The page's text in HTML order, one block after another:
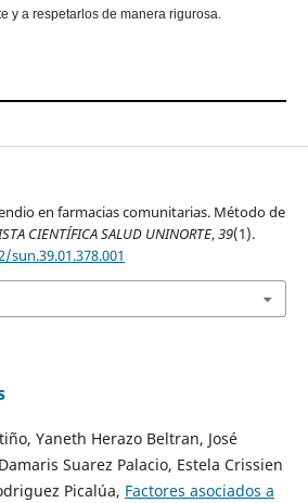
y a respetarlos de manera rigurosa.
en farmacias comunitarias. Método de
CIENTÍFICA SALUD UNINORTE,39(1).
Yaneth Herazo Beltran, José
Suarez Palacio, Estela Crissien
Picalúa, Factores asociados a